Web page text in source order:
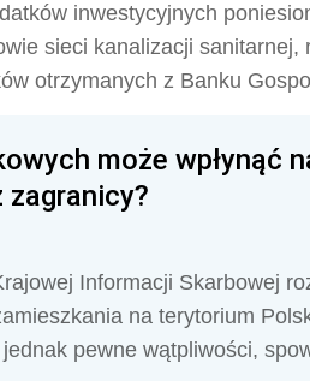
inwestycyjnych
sieci kanalizacji sanitarnej,
otrzymanych z Banku
może wpłynąć
Informacji Skarbowej
na terytorium
pewne wątpliwości,